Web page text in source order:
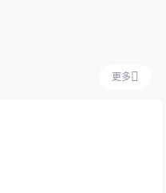
更多